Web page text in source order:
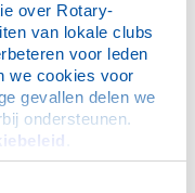
over Rotary-
van lokale clubs
voor leden
we cookies voor
gevallen delen we
ondersteunen.
bij de
(v/h Rotary
voor
kunnen,
nood of door
De
niet langer meer